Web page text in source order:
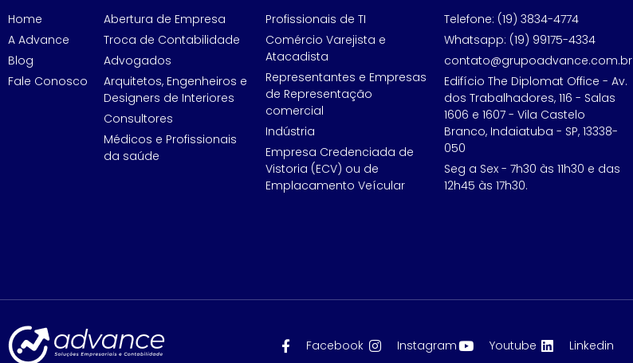
Home
A Advance
Blog
Fale Conosco
Abertura de Empresa
Troca de Contabilidade
Advogados
Arquitetos, Engenheiros e
Designers de Interiores
Consultores
Médicos e Profissionais
da saúde
Profissionais de TI
Comércio Varejista e
Atacadista
Representantes e Empresas
de Representação
comercial
Indústria
Empresa Credenciada de
Vistoria (ECV) ou de
Emplacamento Veícular
Telefone: (19) 3834-4774
Whatsapp: (19) 99175-4334
contato@grupoadvance.com.br
Edifício The Diplomat Office - Av.
dos Trabalhadores, 116 - Salas
1606 e 1607 - Vila Castelo
Branco, Indaiatuba - SP, 13338-
050
Seg a Sex - 7h30 às 11h30 e das
12h45 às 17h30.
Facebook Instagram Youtube Linkedin